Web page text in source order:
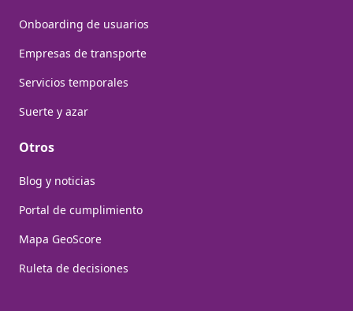
Onboarding de usuarios
Empresas de transporte
Servicios temporales
Suerte y azar
Otros
Blog y noticias
Portal de cumplimiento
Mapa GeoScore
Ruleta de decisiones